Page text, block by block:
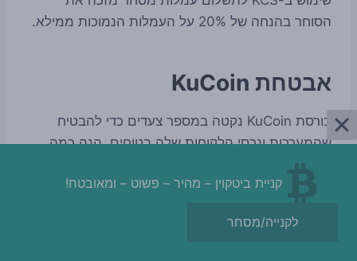
הסוחר בהנחה של 20% על העמלות הנמוכות ממילא.
אבטחת KuCoin
בורסת KuCoin נקטה במספר צעדים כדי להבטיח
שהמערכות ונכסי הלקוחות שלה בטוחים. הנה כמה
מאלה שנחשפו לציבור:
מומלץ למשתמשים ליצור סיסמאות חזקות;
קניית ביטקוין – מהיר – פשוט – ומאובטח!
לקנייה/מסחר